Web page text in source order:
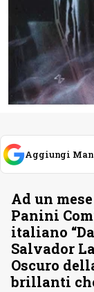
Aggiungi
Ad un
Panini
italiano
Salvador
Oscuro
brillanti